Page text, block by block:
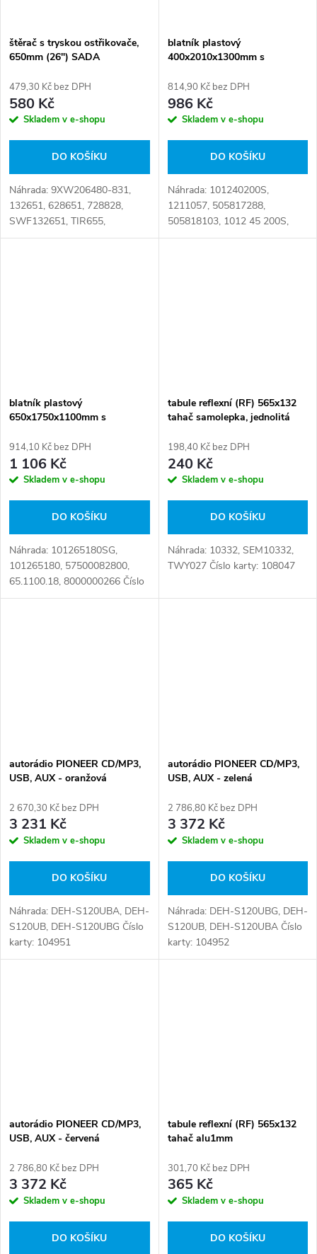
štěrač s tryskou ostřikovače,
650mm (26") SADA
479,30 Kč bez DPH
580 Kč
Skladem v e-shopu
DO KOŠÍKU
Náhrada: 9XW206480-831,
132651, 628651, 728828,
SWF132651, TIR655,
VAL728828 Číslo karty:
blatník plastový
400x2010x1300mm s
814,90 Kč bez DPH
986 Kč
Skladem v e-shopu
DO KOŠÍKU
Náhrada: 101240200S,
1211057, 505817288,
505818103, 1012 45 200S,
57500030400, 9090970254
blatník plastový
650x1750x1100mm s
914,10 Kč bez DPH
1 106 Kč
Skladem v e-shopu
DO KOŠÍKU
Náhrada: 101265180SG,
101265180, 57500082800,
65.1100.18, 8000000266 Číslo
karty: 080506
tabule reflexní (RF) 565x132
tahač samolepka, jednolitá
198,40 Kč bez DPH
240 Kč
Skladem v e-shopu
DO KOŠÍKU
Náhrada: 10332, SEM10332,
TWY027 Číslo karty: 108047
autorádio PIONEER CD/MP3,
USB, AUX - oranžová
2 670,30 Kč bez DPH
3 231 Kč
Skladem v e-shopu
DO KOŠÍKU
Náhrada: DEH-S120UBA, DEH-
S120UB, DEH-S120UBG Číslo
karty: 104951
autorádio PIONEER CD/MP3,
USB, AUX - zelená
2 786,80 Kč bez DPH
3 372 Kč
Skladem v e-shopu
DO KOŠÍKU
Náhrada: DEH-S120UBG, DEH-
S120UB, DEH-S120UBA Číslo
karty: 104952
autorádio PIONEER CD/MP3,
USB, AUX - červená
2 786,80 Kč bez DPH
3 372 Kč
Skladem v e-shopu
DO KOŠÍKU
tabule reflexní (RF) 565x132
tahač alu1mm
301,70 Kč bez DPH
365 Kč
Skladem v e-shopu
DO KOŠÍKU